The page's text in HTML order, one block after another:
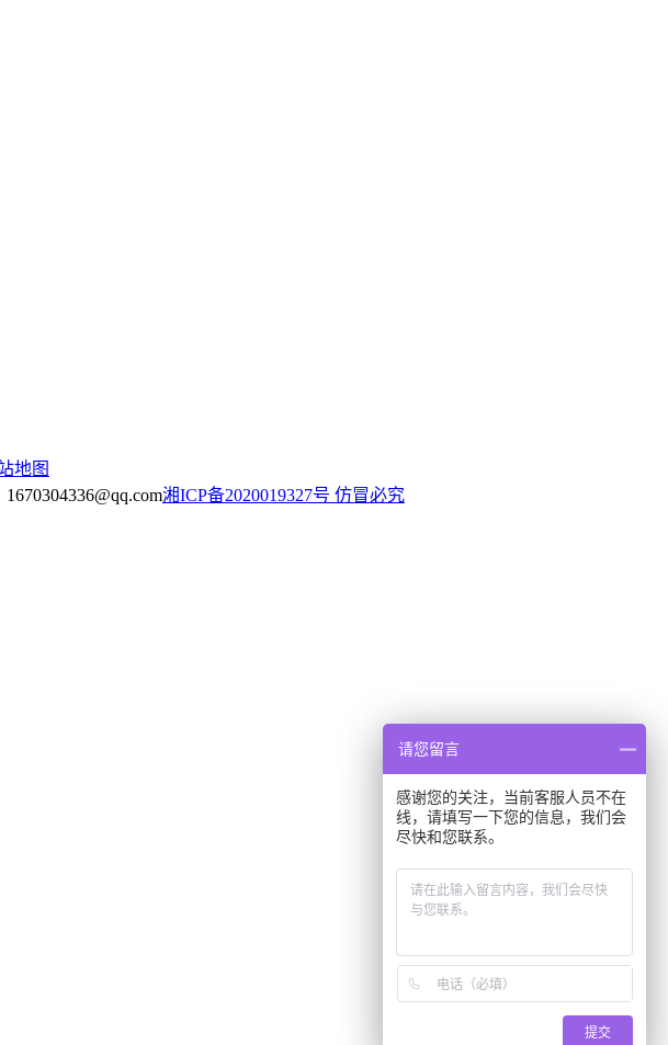
地图
湘ICP备2020019327号 仿冒必究
请您留言
感谢您的关注，当前客服人员不在
线，请填写一下您的信息，我们会
尽快和您联系。
提交